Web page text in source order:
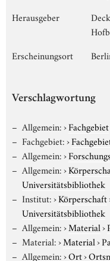
Herausgeber
Erscheinungsort
Verschlagwortung
Allgemein:›Fachgebiet
Fachgebiet:›
Allgemein:›
Allgemein:›
Universitätsbibliothek
Institut:›Körperschaft
Universitätsbibliothek
Allgemein:›Material›
Material:›Material›
Allgemein:›Ort›